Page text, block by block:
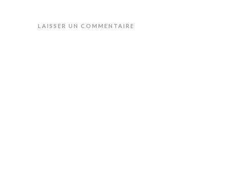
LAISSER UN COMMENTAIRE